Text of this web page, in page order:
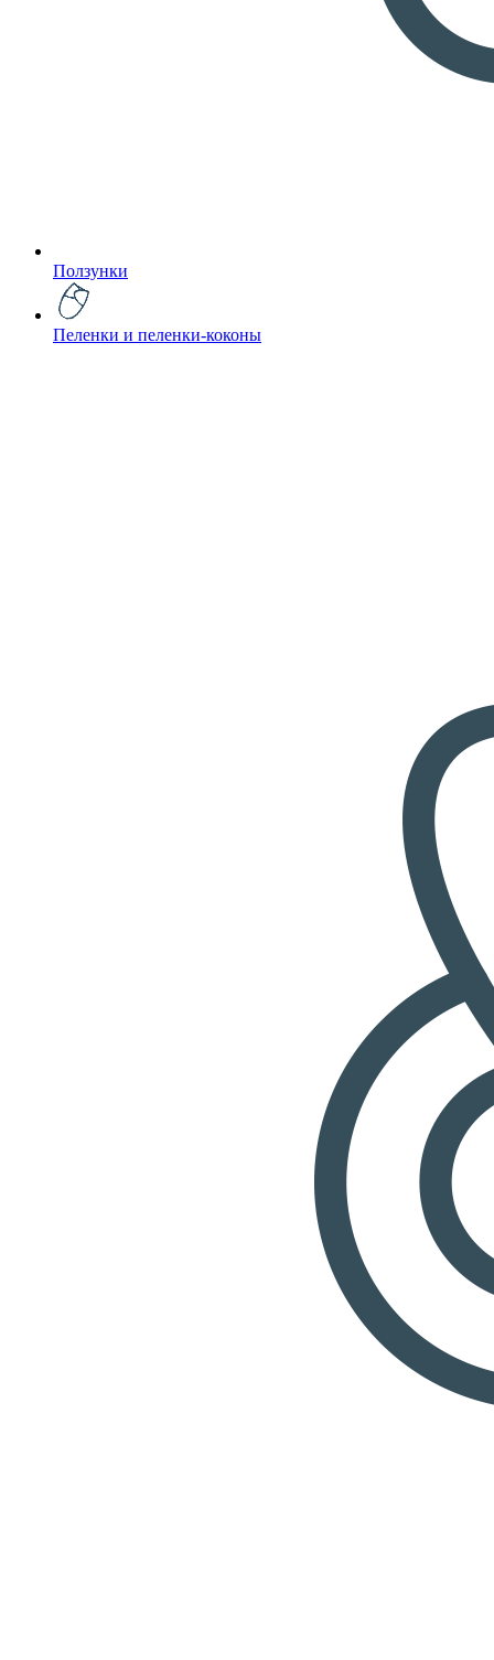
Ползунки
Пеленки и пеленки-коконы